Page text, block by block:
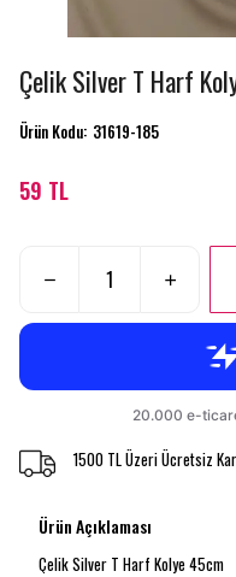
Çelik Silver T Harf
Ürün Kodu: 31619-185
59 TL
1500 TL Üzeri Ücretsiz
Ürün Açıklaması
Çelik Silver T Harf Kolye 45cm